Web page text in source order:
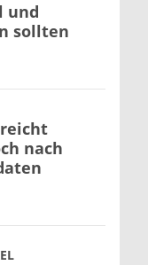
und
sollten
nach